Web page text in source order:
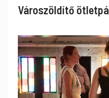
Városzöldítő